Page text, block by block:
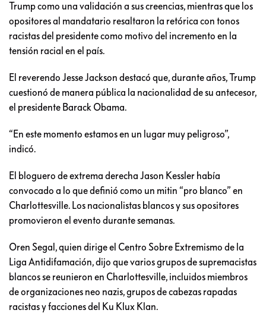
Trump como una validación a sus creencias, mientras que los
opositores al mandatario resaltaron la retórica con tonos
racistas del presidente como motivo del incremento en la
tensión racial en el país.
El reverendo Jesse Jackson destacó que, durante años, Trump
cuestionó de manera pública la nacionalidad de su antecesor,
el presidente Barack Obama.
“En este momento estamos en un lugar muy peligroso”,
indicó.
El bloguero de extrema derecha Jason Kessler había
convocado a lo que definió como un mitin “pro blanco” en
Charlottesville. Los nacionalistas blancos y sus opositores
promovieron el evento durante semanas.
Oren Segal, quien dirige el Centro Sobre Extremismo de la
Liga Antidifamación, dijo que varios grupos de supremacistas
blancos se reunieron en Charlottesville, incluidos miembros
de organizaciones neo nazis, grupos de cabezas rapadas
racistas y facciones del Ku Klux Klan.